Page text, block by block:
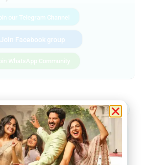
our Telegram Channel
Join Facebook group
WhatsApp Community
ചിറയിൻകീഴ്
വാമനപുരം കാട്ടാക്കട